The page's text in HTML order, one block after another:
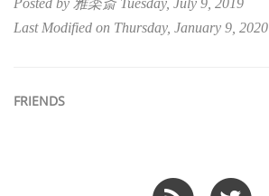
Posted by 雅楽斎 Tuesday, July 9, 2019
Last Modified on Thursday, January 9, 2020
FRIENDS